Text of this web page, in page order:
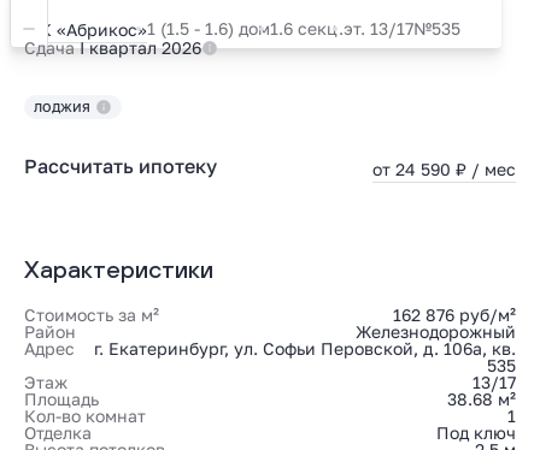
ЖК «Абрикос»1 (1.5 - 1.6) дом1.6 секц.эт. 13/17№535
СдачаI квартал 2026
ЛОДЖИЯ
Рассчитать ипотеку от 24 590 ₽ / мес
Характеристики
Стоимость за м²
162 876 руб/м²
Район
Железнодорожный
Адрес
г. Екатеринбург, ул. Софьи Перовской, д. 106а, кв.
535
Этаж
13/17
Площадь
38.68 м²
Кол-во комнат
1
Отделка
Под ключ